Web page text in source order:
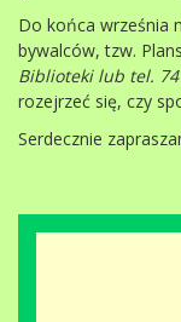
Do końca września
bywalców, tzw.
Biblioteki lub tel. 74
rozejrzeć się, czy
Serdecznie